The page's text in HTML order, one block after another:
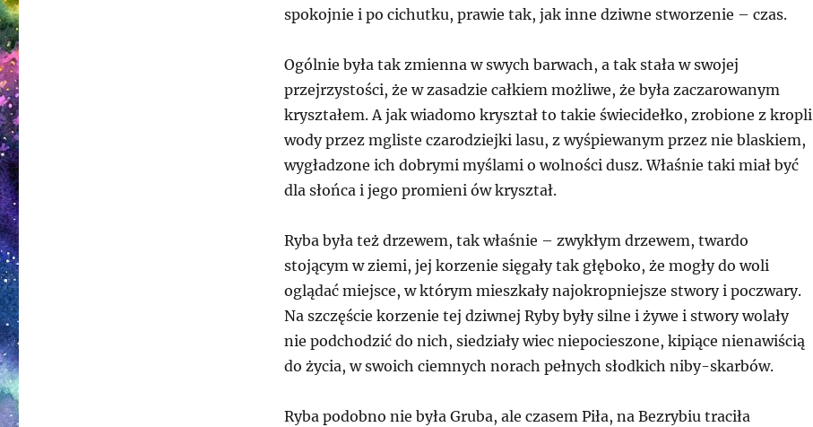
spokojnie i po cichutku, prawie tak, jak inne dziwne stworzenie – czas.
Ogólnie była tak zmienna w swych barwach, a tak stała w swojej
przejrzystości, że w zasadzie całkiem możliwe, że była zaczarowanym
kryształem. A jak wiadomo kryształ to takie świecidełko, zrobione z kropli
wody przez mgliste czarodziejki lasu, z wyśpiewanym przez nie blaskiem,
wygładzone ich dobrymi myślami o wolności dusz. Właśnie taki miał być
dla słońca i jego promieni ów kryształ.
Ryba była też drzewem, tak właśnie – zwykłym drzewem, twardo
stojącym w ziemi, jej korzenie sięgały tak głęboko, że mogły do woli
oglądać miejsce, w którym mieszkały najokropniejsze stwory i poczwary.
Na szczęście korzenie tej dziwnej Ryby były silne i żywe i stwory wolały
nie podchodzić do nich, siedziały wiec niepocieszone, kipiące nienawiścią
do życia, w swoich ciemnych norach pełnych słodkich niby-skarbów.
Ryba podobno nie była Gruba, ale czasem Piła, na Bezrybiu traciła